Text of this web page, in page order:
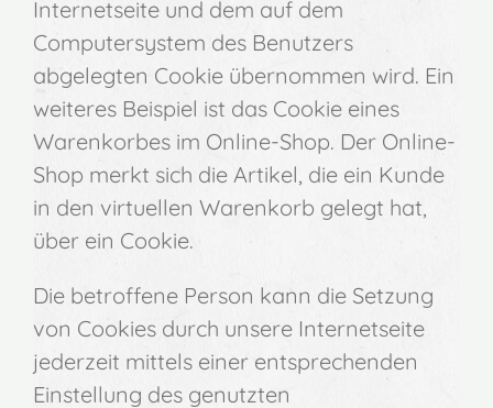
Internetseite und dem auf dem
Computersystem des Benutzers
abgelegten Cookie übernommen wird. Ein
weiteres Beispiel ist das Cookie eines
Warenkorbes im Online-Shop. Der Online-
Shop merkt sich die Artikel, die ein Kunde
in den virtuellen Warenkorb gelegt hat,
über ein Cookie.
Die betroffene Person kann die Setzung
von Cookies durch unsere Internetseite
jederzeit mittels einer entsprechenden
Einstellung des genutzten